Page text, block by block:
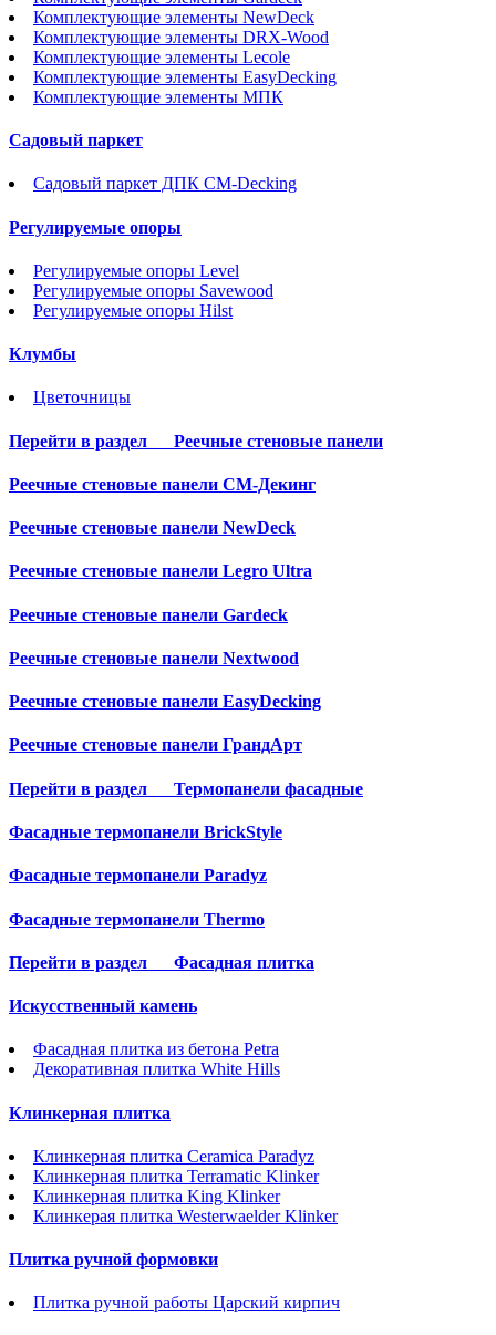
Комплектующие элементы NewDeck
Комплектующие элементы DRX-Wood
Комплектующие элементы Lecole
Комплектующие элементы EasyDecking
Комплектующие элементы МПК
Садовый паркет
Садовый паркет ДПК CM-Decking
Регулируемые опоры
Регулируемые опоры Level
Регулируемые опоры Savewood
Регулируемые опоры Hilst
Клумбы
Цветочницы
Перейти в раздел Реечные стеновые панели
Реечные стеновые панели СМ-Декинг
Реечные стеновые панели NewDeck
Реечные стеновые панели Legro Ultra
Реечные стеновые панели Gardeck
Реечные стеновые панели Nextwood
Реечные стеновые панели EasyDecking
Реечные стеновые панели ГрандАрт
Перейти в раздел Термопанели фасадные
Фасадные термопанели BrickStyle
Фасадные термопанели Paradyz
Фасадные термопанели Thermo
Перейти в раздел Фасадная плитка
Искусственный камень
Фасадная плитка из бетона Petra
Декоративная плитка White Hills
Клинкерная плитка
Клинкерная плитка Ceramica Paradyz
Клинкерная плитка Terramatic Klinker
Клинкерная плитка King Klinker
Клинкерая плитка Westerwaelder Klinker
Плитка ручной формовки
Плитка ручной работы Царский кирпич